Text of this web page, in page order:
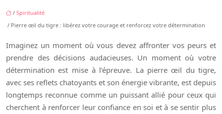
/ Spiritualité
/ Pierre œil du tigre : libérez votre courage et renforcez votre détermination
Imaginez un moment où vous devez affronter vos peurs et
prendre des décisions audacieuses. Un moment où votre
détermination est mise à l’épreuve. La pierre œil du tigre,
avec ses reflets chatoyants et son énergie vibrante, est depuis
longtemps reconnue comme un puissant allié pour ceux qui
cherchent à renforcer leur confiance en soi et à se sentir plus